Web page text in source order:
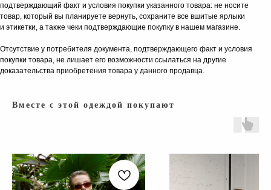
подтверждающий факт и условия покупки указанного товара: не носите
товар, который вы планируете вернуть, сохраните все вшитые ярлыки
и этикетки, а также чеки подтверждающие покупку в нашем магазине.
Отсутствие у потребителя документа, подтверждающего факт и условия
покупки товара, не лишает его возможности ссылаться на другие
доказательства приобретения товара у данного продавца.
Вместе с этой одеждой покупают
ВЕСЬ КАТАЛОГ
СОЦ. СЕТИ
КАТАЛОГ